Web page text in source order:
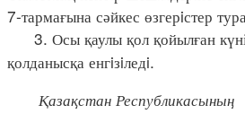
7-тармағына сәйкес өзгерiстер
3. Осы қаулы қол қойылған
қолданысқа енгiзiледi.
Қазақстан Республикасының